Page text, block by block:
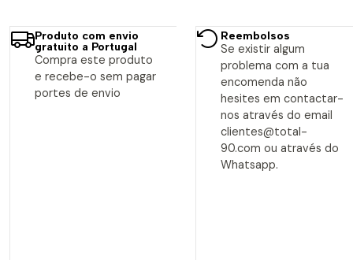
Produto com envio
gratuito a Portugal
Compra este produto
e recebe-o sem pagar
portes de envio
Reembolsos
Se existir algum
problema com a tua
encomenda não
hesites em contactar-
nos através do email
clientes@total-
90.com ou através do
Whatsapp.